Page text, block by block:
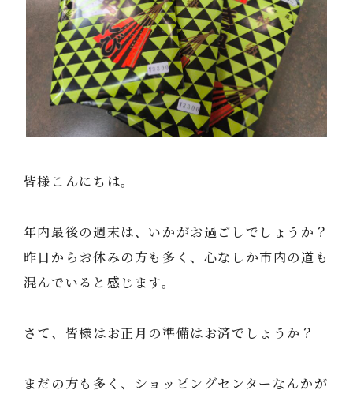
皆様こんにちは。
年内最後の週末は、いかがお過ごしでしょうか？
昨日からお休みの方も多く、心なしか市内の道も
混んでいると感じます。
さて、皆様はお正月の準備はお済でしょうか？
まだの方も多く、ショッピングセンターなんかが